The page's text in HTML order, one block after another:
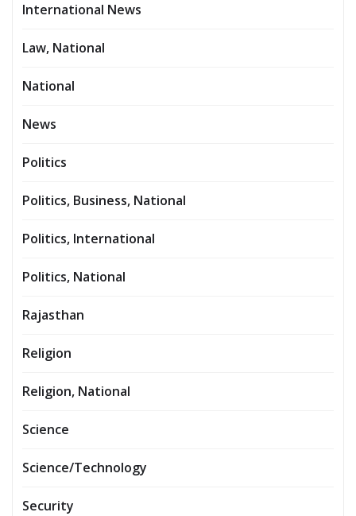
International News
Law, National
National
News
Politics
Politics, Business, National
Politics, International
Politics, National
Rajasthan
Religion
Religion, National
Science
Science/Technology
Security